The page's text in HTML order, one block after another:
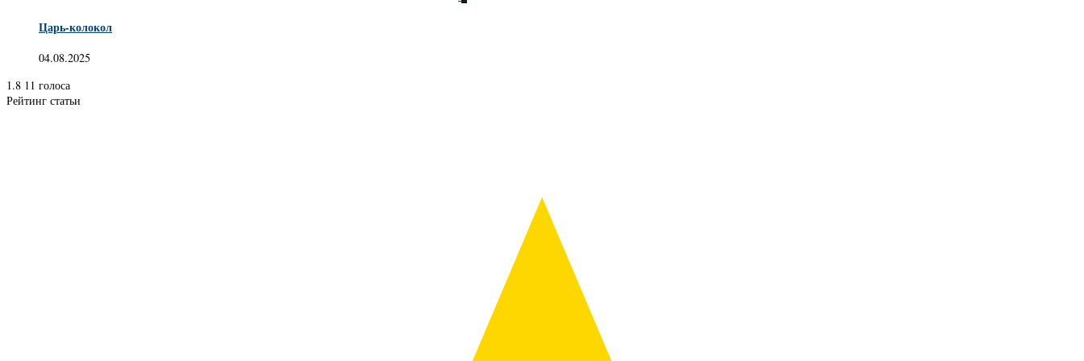
Царь-колокол
04.08.2025
1.8 11 голоса
Рейтинг статьи